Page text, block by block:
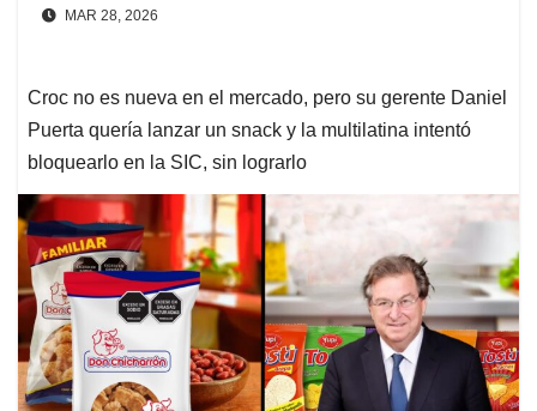
MAR 28, 2026
Croc no es nueva en el mercado, pero su gerente Daniel
Puerta quería lanzar un snack y la multilatina intentó
bloquearlo en la SIC, sin lograrlo